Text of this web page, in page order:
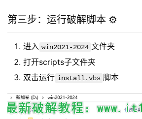
第三步：运行破解脚本 ⚙️
进入 win2021-2024 文件夹
打开scripts子文件夹
双击运行 install.vbs 脚本